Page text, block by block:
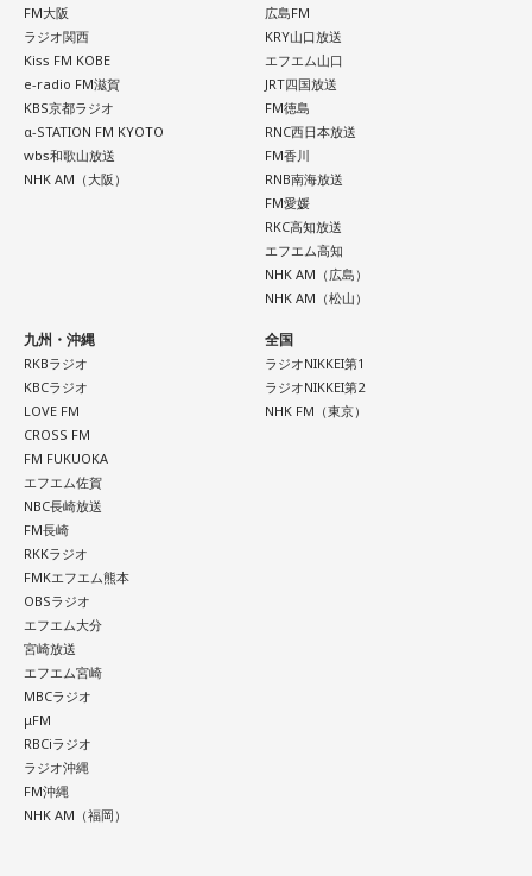
その1分間の黙祷で、誰が何を思うかっていうことは別に規定
がないんですね」
武田「そうですね」
キャンベル「何を考えてもいいわけです。これはすごく大事
なところでして、私たち一人一人が、今ここにいない人たち
に対するストーリー、記憶だったり事実だったり、それを思
い起こしながら共感をしたり、その人が経たであろう苦しみ
ですとか、それが何を意味するかということをこの1分間の中
で思いを寄せるということが多いと思うんですね。少なくと
も自分の経験としては、そういうことがとっても多いんで
す。
ということで、この黙祷と、黙祷が捧げられている人々、そ
の時のその瞬間ですとか背景ですとか、そのことのストーリ
ーや表現、私たちはそれをどういうふうに受け止められてい
るかということはとても大事なことだと思います。
で、今回この平和式典が行われ、史上最多の国が参加をして
いるわけですけれども、これはとっても良いことだと思いま
す。けれど、この一つの背景として懸念すべきなのが、今年
の5月、ニューヨークの国連本部で開催された「核不拡散条約
（NPT）再検討会議」が行われ、3回連続で成果文書が調印さ
れない、つまり実際にNPTという世界の核拡散を防ぐための
取り決めがそのまま無力と言いますか、止まってしまったと
いう現実があるわけです。
今回2月からアメリカがイランに対する攻撃、イランの核兵器
FM大阪
ラジオ関西
Kiss FM KOBE
e-radio FM滋賀
KBS京都ラジオ
α-STATION FM KYOTO
wbs和歌山放送
NHK AM（大阪）
広島FM
KRY山口放送
エフエム山口
JRT四国放送
FM徳島
RNC西日本放送
FM香川
RNB南海放送
FM愛媛
RKC高知放送
エフエム高知
NHK AM（広島）
NHK AM（松山）
九州・沖縄
RKBラジオ
KBCラジオ
LOVE FM
CROSS FM
FM FUKUOKA
エフエム佐賀
NBC長崎放送
FM長崎
RKKラジオ
FMKエフエム熊本
OBSラジオ
エフエム大分
宮崎放送
エフエム宮崎
MBCラジオ
μFM
RBCiラジオ
ラジオ沖縄
FM沖縄
NHK AM（福岡）
全国
ラジオNIKKEI第1
ラジオNIKKEI第2
NHK FM（東京）